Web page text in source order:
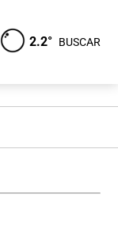
2.2° BUSCAR